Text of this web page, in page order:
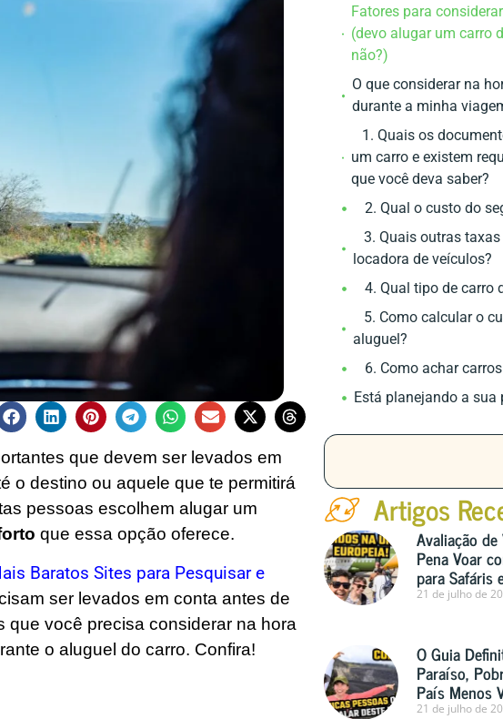
que devem ser levados em
o destino ou aquele que te permitirá
pessoas escolhem alugar um
que essa opção oferece.
Baratos Sites para Pesquisar e
ser levados em conta antes de
você precisa considerar na hora
o aluguel do carro. Confira!
Fatores para
(devo alugar um carro
não?)
O que considerar na
durante a minha
1. Quais os
um carro e existem
que você deva saber?
2. Qual o custo do
3. Quais outras
locadora de veículos?
4. Qual tipo de carro
5. Como calcular o
aluguel?
6. Como achar
Está planejando a sua
Artigos
Avaliação
Pena Voar
para Safáris
21 de julho de
O Guia
Paraíso,
País Menos
21 de julho de